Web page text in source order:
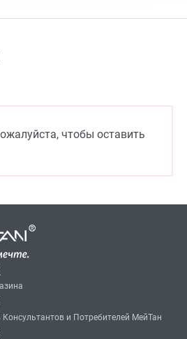
чтобы оставить
и Потребителей МейТан